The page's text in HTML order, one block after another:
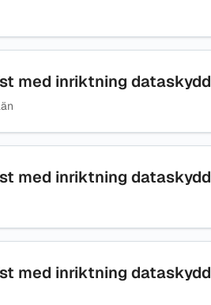
med inriktning dataskydd
med inriktning dataskydd
med inriktning dataskydd